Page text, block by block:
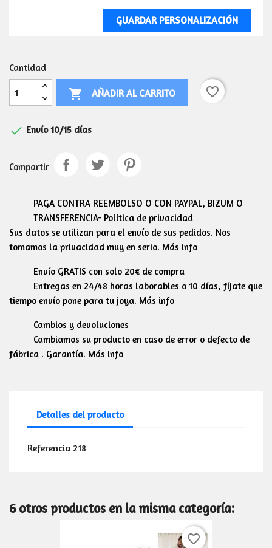
GUARDAR PERSONALIZACIÓN
Cantidad
 AÑADIR AL CARRITO favorite_border
 Envío 10/15 días
Compartir
PAGA CONTRA REEMBOLSO O CON PAYPAL, BIZUM O
TRANSFERENCIA- Política de privacidad
Sus datos se utilizan para el envío de sus pedidos. Nos
tomamos la privacidad muy en serio. Más info
Envío GRATIS con solo 20€ de compra
Entregas en 24/48 horas laborables o 10 días, fíjate que
tiempo envío pone para tu joya. Más info
Cambios y devoluciones
Cambiamos su producto en caso de error o defecto de
fábrica . Garantía. Más info
Detalles del producto
Referencia 218
6 otros productos en la misma categoría:
favorite_border